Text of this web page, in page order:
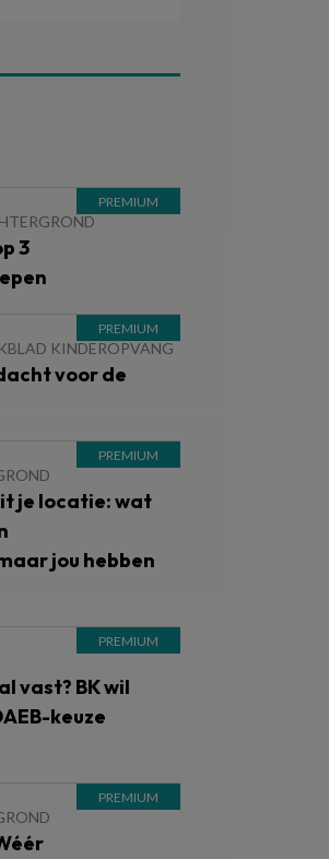
3
KINDEROPVANG
voor de
je locatie: wat
jou hebben
vast? BK wil
keuze